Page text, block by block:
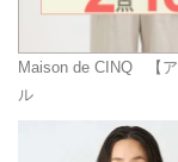
Maison de CINQ 【ア
ル